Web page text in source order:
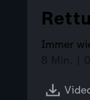
Immer
8 Min. |